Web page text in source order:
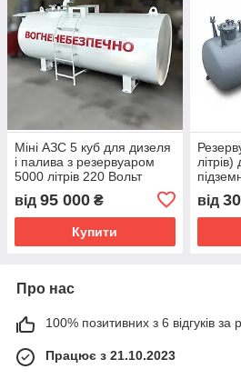
Міні АЗС 5 куб для дизеля
і палива з резервуаром
5000 літрів 220 Вольт
від 95 000 ₴
Купити
від
Про нас
100% позитивних з 6 відгуків за
Працює з 21.10.2023